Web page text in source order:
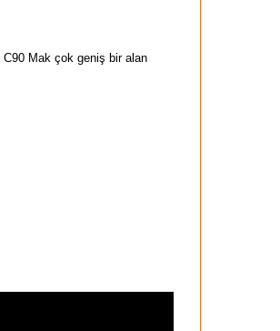
C90 Mak çok geniş bir alan